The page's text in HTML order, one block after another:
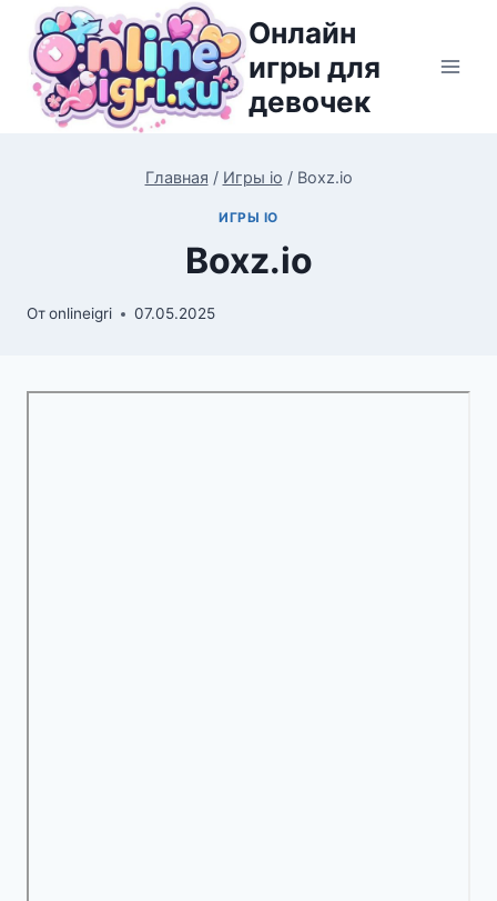
Перейти
содержимому
Онлайн
игры для
девочек
Главная / Игры io / Boxz.io
ИГРЫ IO
Boxz.io
Отonlineigri 07.05.2025